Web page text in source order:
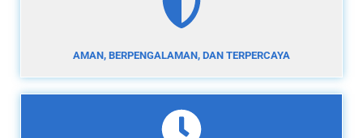
AMAN, BERPENGALAMAN, DAN TERPERCAYA